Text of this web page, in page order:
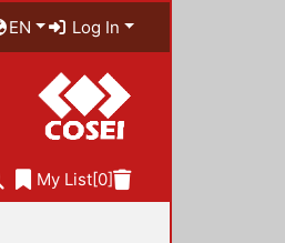
EN Log In
My List[0]